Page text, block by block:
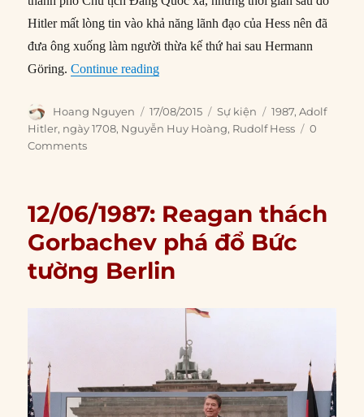
Hitler mất lòng tin vào khả năng lãnh đạo của Hess nên đã
đưa ông xuống làm người thừa kế thứ hai sau Hermann
Göring.Continue reading“17/08/1987: Cận thần cuối cùng của
Author
Hoang Nguyen
Posted
on
17/08/2015 Categories
Sự kiện Tags
1987,Adolf
Hitler, ngày 1708, Nguyễn Huy Hoàng, Rudolf Hess
0
Comments
12/06/1987: Reagan thách
Gorbachev phá đổ Bức
tường Berlin